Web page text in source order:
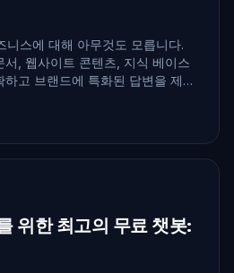
니스에 대해 아무것도 모릅니다.
서, 웹사이트 콘텐츠, 지식 베이스
고 브랜드에 특화된 답변을 제공
위한 최고의 무료 챗봇: